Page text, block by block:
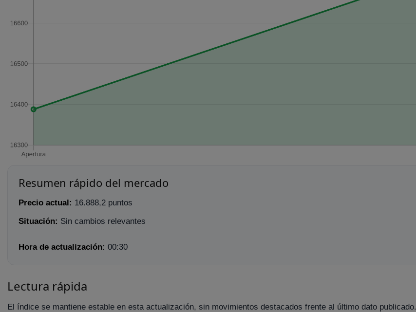
Resumen rápido del mercado
Precio actual: 16.888,2 puntos
Situación: Sin cambios relevantes
Hora de actualización: 00:30
Lectura rápida
El índice se mantiene estable en esta actualización, sin movimientos destacados frente al último dato publicado.